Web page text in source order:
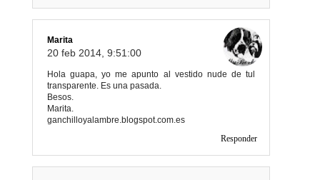
Marita
20 feb 2014, 9:51:00
Hola guapa, yo me apunto al vestido nude de tul
transparente. Es una pasada.
Besos.
Marita.
ganchilloyalambre.blogspot.com.es
Responder